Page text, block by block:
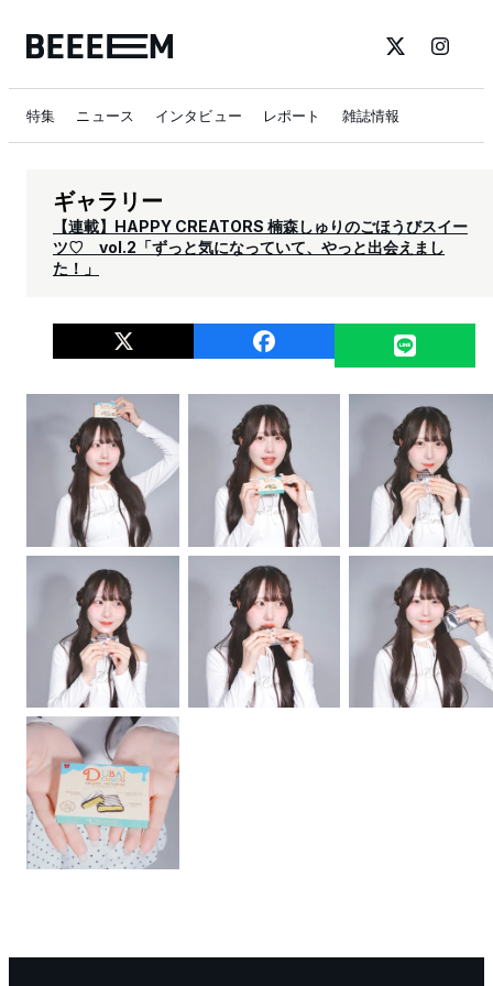
特集 ニュース インタビュー レポート 雑誌情報
ギャラリー
【連載】HAPPY CREATORS 楠森しゅりのごほうびスイー
ツ♡ vol.2「ずっと気になっていて、やっと出会えまし
た！」